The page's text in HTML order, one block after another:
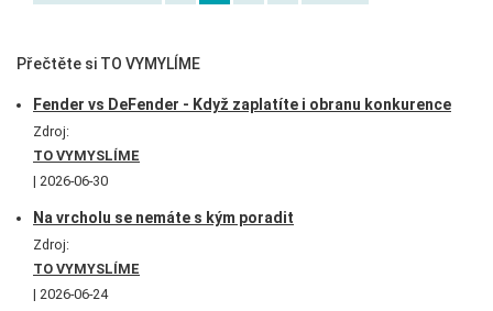
Přečtěte si TO VYMYLÍME
Fender vs DeFender - Když zaplatíte i obranu konkurence
Zdroj:
TO VYMYSLÍME
2026-06-30
Na vrcholu se nemáte s kým poradit
Zdroj:
TO VYMYSLÍME
2026-06-24